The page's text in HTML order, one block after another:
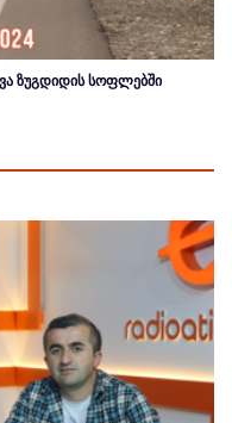
ზუგდიდის სოფლებში